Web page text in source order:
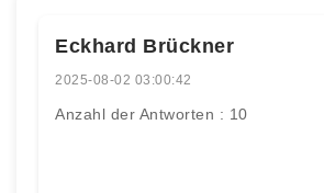
Eckhard Brückner
2025-08-02 03:00:42
Anzahl der Antworten : 10